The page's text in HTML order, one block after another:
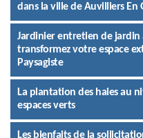
dans la ville de Auvilliers En
Jardinier entretien de jardin
transformez votre espace
Paysagiste
La plantation des haies au
espaces verts
Les bienfaits de la